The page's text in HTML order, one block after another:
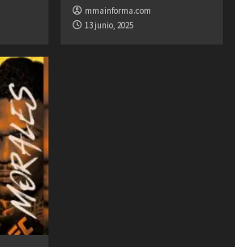
mmainforma.com
13 junio, 2025